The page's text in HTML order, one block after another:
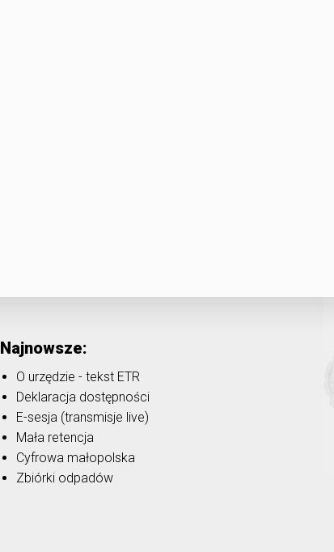
Najnowsze:
O urzędzie - tekst ETR
Deklaracja dostępności
E-sesja (transmisje live)
Mała retencja
Cyfrowa małopolska
Zbiórki odpadów